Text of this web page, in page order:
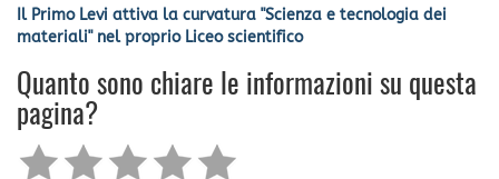
Il Primo Levi attiva la curvatura "Scienza e tecnologia dei
materiali" nel proprio Liceo scientifico
Quanto sono chiare le informazioni su questa
pagina?